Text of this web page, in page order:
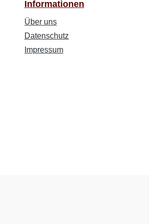
Informationen
Über uns
Datenschutz
Impressum